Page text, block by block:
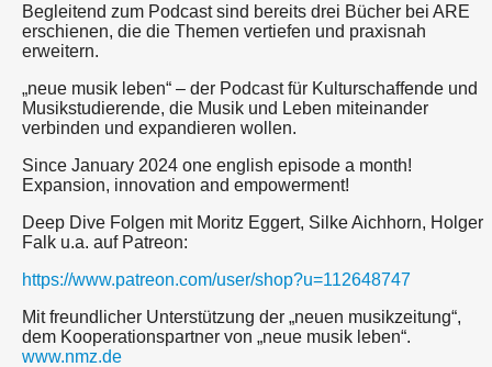
Begleitend zum Podcast sind bereits drei Bücher bei ARE
erschienen, die die Themen vertiefen und praxisnah
erweitern.
„neue musik leben“ – der Podcast für Kulturschaffende und
Musikstudierende, die Musik und Leben miteinander
verbinden und expandieren wollen.
Since January 2024 one english episode a month!
Expansion, innovation and empowerment!
Deep Dive Folgen mit Moritz Eggert, Silke Aichhorn, Holger
Falk u.a. auf Patreon:
https://www.patreon.com/user/shop?u=112648747
Mit freundlicher Unterstützung der „neuen musikzeitung“,
dem Kooperationspartner von „neue musik leben“.
www.nmz.de